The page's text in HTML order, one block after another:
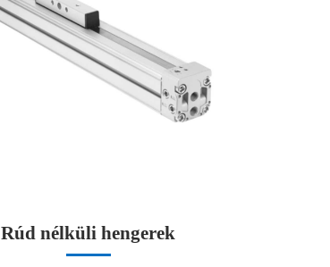
Rúd nélküli hengerek